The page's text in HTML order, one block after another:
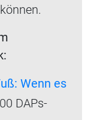
Wenn es
DAPs-